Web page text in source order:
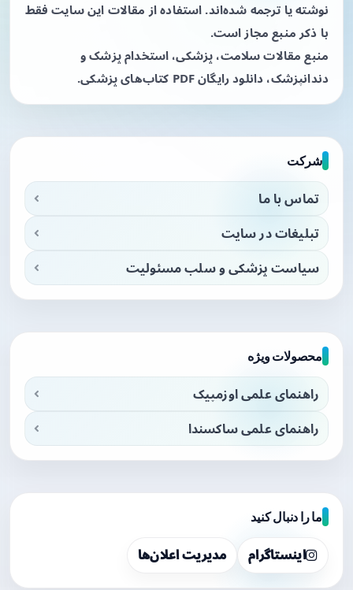
نوشته یا ترجمه شده‌اند. استفاده از مقالات این سایت فقط
با ذکر منبع مجاز است.
منبع مقالات سلامت، پزشکی، استخدام پزشک و
دندانپزشک، دانلود رایگان PDF کتاب‌های پزشکی.
شرکت
تماس با ما
تبلیغات در سایت
سیاست پزشکی و سلب مسئولیت
محصولات ویژه
راهنمای علمی اوزمپیک
راهنمای علمی ساکسندا
ما را دنبال کنید
اینستاگرام مدیریت اعلان‌ها